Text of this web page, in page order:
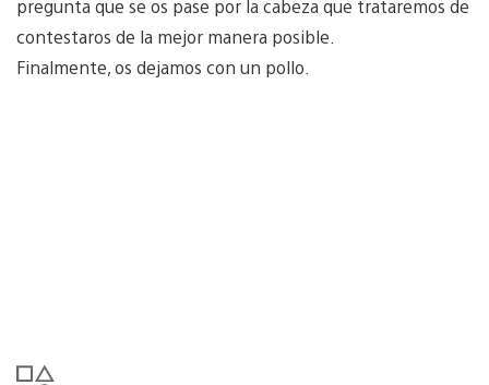
pregunta que se os pase por la cabeza que trataremos de
contestaros de la mejor manera posible.
Finalmente, os dejamos con un pollo.